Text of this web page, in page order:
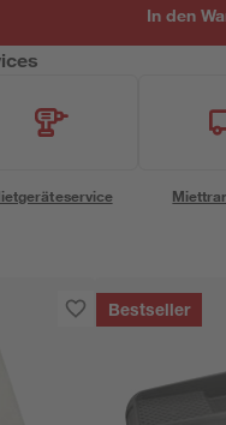
In den
Bestseller